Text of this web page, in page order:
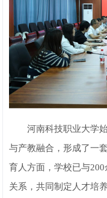
河南科技职业大学始
与产教融合，形成了一
育人方面，学校已与
关系，共同制定人才培